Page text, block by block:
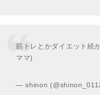
筋トレとかダイエット続
ママ)
— shinon